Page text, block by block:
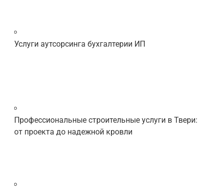
Услуги аутсорсинга бухгалтерии ИП
Профессиональные строительные услуги в Твери:
от проекта до надежной кровли